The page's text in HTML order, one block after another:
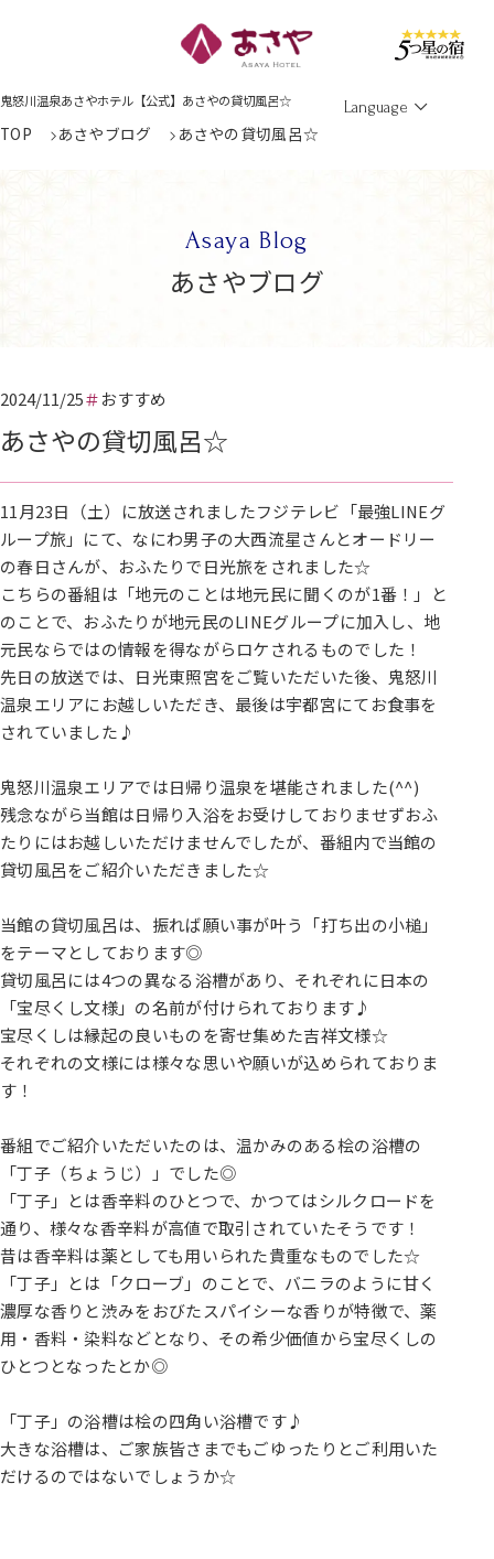
鬼怒川温泉あさやホテル【公式】あさやの貸切風呂☆ Language
TOP あさやブログ あさやの貸切風呂☆
Asaya Blog
あさやブログ
2024/11/25 おすすめ
あさやの貸切風呂☆
11月23日（土）に放送されましたフジテレビ「最強LINEグ
ループ旅」にて、なにわ男子の大西流星さんとオードリー
の春日さんが、おふたりで日光旅をされました☆
こちらの番組は「地元のことは地元民に聞くのが1番！」と
のことで、おふたりが地元民のLINEグループに加入し、地
元民ならではの情報を得ながらロケされるものでした！
先日の放送では、日光東照宮をご覧いただいた後、鬼怒川
温泉エリアにお越しいただき、最後は宇都宮にてお食事を
されていました♪
鬼怒川温泉エリアでは日帰り温泉を堪能されました(^^)
残念ながら当館は日帰り入浴をお受けしておりませずおふ
たりにはお越しいただけませんでしたが、番組内で当館の
貸切風呂をご紹介いただきました☆
当館の貸切風呂は、振れば願い事が叶う「打ち出の小槌」
をテーマとしております◎
貸切風呂には4つの異なる浴槽があり、それぞれに日本の
「宝尽くし文様」の名前が付けられております♪
宝尽くしは縁起の良いものを寄せ集めた吉祥文様☆
それぞれの文様には様々な思いや願いが込められておりま
す！
番組でご紹介いただいたのは、温かみのある桧の浴槽の
「丁子（ちょうじ）」でした◎
「丁子」とは香辛料のひとつで、かつてはシルクロードを
通り、様々な香辛料が高値で取引されていたそうです！
昔は香辛料は薬としても用いられた貴重なものでした☆
「丁子」とは「クローブ」のことで、バニラのように甘く
濃厚な香りと渋みをおびたスパイシーな香りが特徴で、薬
用・香料・染料などとなり、その希少価値から宝尽くしの
ひとつとなったとか◎
「丁子」の浴槽は桧の四角い浴槽です♪
大きな浴槽は、ご家族皆さまでもごゆったりとご利用いた
だけるのではないでしょうか☆